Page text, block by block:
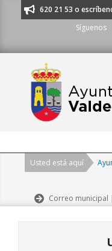
al 91 620 21 53 o
Síguenos
Navigation
Usted está aquí
Correo municipal